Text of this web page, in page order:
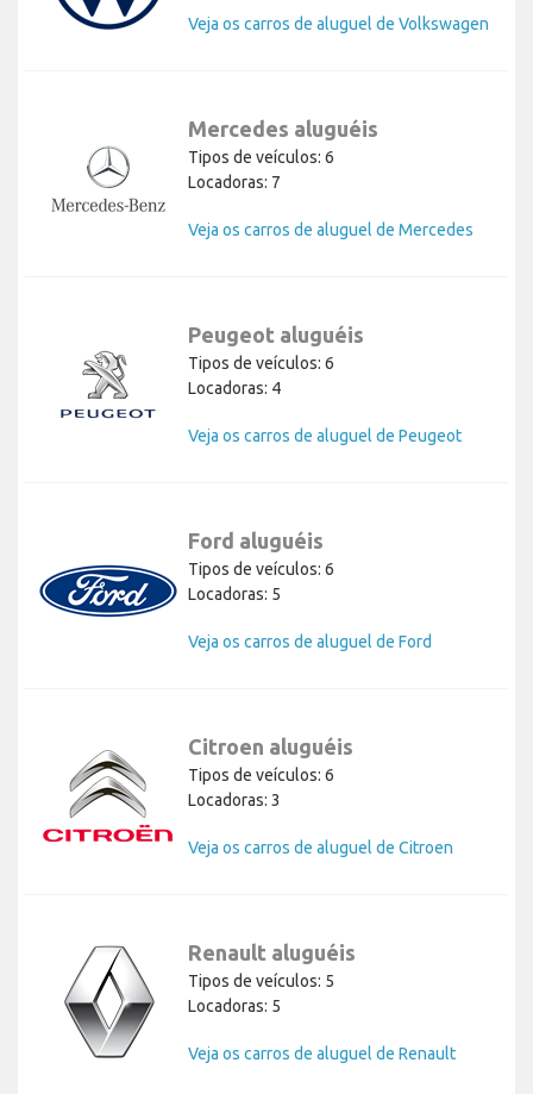
Veja os carros de aluguel de Volkswagen
Mercedes aluguéis
Tipos de veículos: 6
Locadoras: 7
Veja os carros de aluguel de Mercedes
Peugeot aluguéis
Tipos de veículos: 6
Locadoras: 4
Veja os carros de aluguel de Peugeot
Ford aluguéis
Tipos de veículos: 6
Locadoras: 5
Veja os carros de aluguel de Ford
Citroen aluguéis
Tipos de veículos: 6
Locadoras: 3
Veja os carros de aluguel de Citroen
Renault aluguéis
Tipos de veículos: 5
Locadoras: 5
Veja os carros de aluguel de Renault